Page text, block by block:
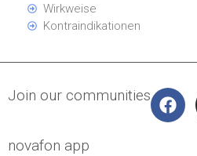
Wirkweise
Kontraindikationen
Join our communities
novafon app